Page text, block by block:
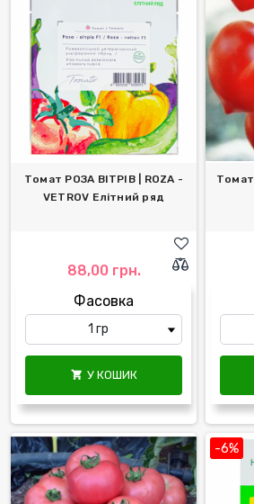
Томат РОЗА ВІТРІВ | ROZA -
VETROV Елітний ряд
88,00 грн.
Фасовка
 У КОШИК
-6%